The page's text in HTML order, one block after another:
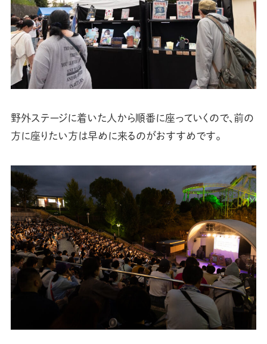
野外ステージに着いた人から順番に座っていくので、前の
方に座りたい方は早めに来るのがおすすめです。